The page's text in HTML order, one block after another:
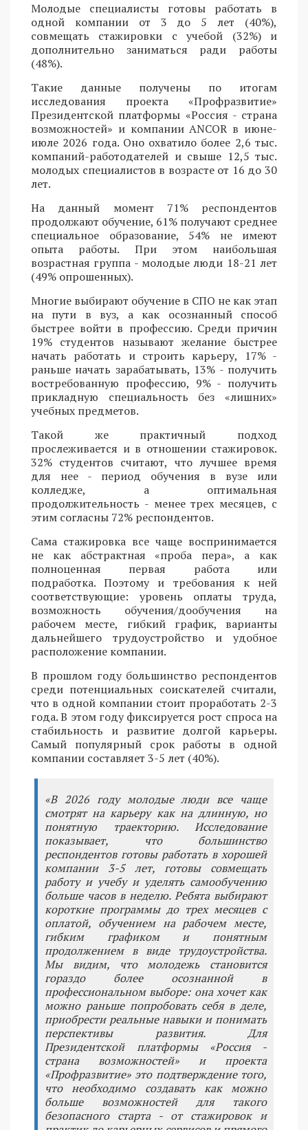
Молодые специалисты готовы работать в
одной компании от 3 до 5 лет (40%),
совмещать стажировки с учебой (32%) и
дополнительно заниматься ради работы
(48%).
Такие данные получены по итогам
исследования проекта «Профразвитие»
Президентской платформы «Россия - страна
возможностей» и компании ANCOR в июне-
июле 2026 года. Оно охватило более 2,6 тыс.
компаний-работодателей и свыше 12,5 тыс.
молодых специалистов в возрасте от 16 до 30
лет.
На данный момент 71% респондентов
продолжают обучение, 61% получают среднее
специальное образование, 54% не имеют
опыта работы. При этом наибольшая
возрастная группа - молодые люди 18-21 лет
(49% опрошенных).
Многие выбирают обучение в СПО не как этап
на пути в вуз, а как осознанный способ
быстрее войти в профессию. Среди причин
19% студентов называют желание быстрее
начать работать и строить карьеру, 17% -
раньше начать зарабатывать, 13% - получить
востребованную профессию, 9% - получить
прикладную специальность без «лишних»
учебных предметов.
Такой же практичный подход
прослеживается и в отношении стажировок.
32% студентов считают, что лучшее время
для нее - период обучения в вузе или
колледже, а оптимальная
продолжительность - менее трех месяцев, с
этим согласны 72% респондентов.
Сама стажировка все чаще воспринимается
не как абстрактная «проба пера», а как
полноценная первая работа или
подработка. Поэтому и требования к ней
соответствующие: уровень оплаты труда,
возможность обучения/дообучения на
рабочем месте, гибкий график, варианты
дальнейшего трудоустройство и удобное
расположение компании.
В прошлом году большинство респондентов
среди потенциальных соискателей считали,
что в одной компании стоит проработать 2-3
года. В этом году фиксируется рост спроса на
стабильность и развитие долгой карьеры.
Самый популярный срок работы в одной
компании составляет 3-5 лет (40%).
«В 2026 году молодые люди все чаще
смотрят на карьеру как на длинную, но
понятную траекторию. Исследование
показывает, что большинство
респондентов готовы работать в хорошей
компании 3-5 лет, готовы совмещать
работу и учебу и уделять самообучению
больше часов в неделю. Ребята выбирают
короткие программы до трех месяцев с
оплатой, обучением на рабочем месте,
гибким графиком и понятным
продолжением в виде трудоустройства.
Мы видим, что молодежь становится
гораздо более осознанной в
профессиональном выборе: она хочет как
можно раньше попробовать себя в деле,
приобрести реальные навыки и понимать
перспективы развития. Для
Президентской платформы «Россия -
страна возможностей» и проекта
«Профразвитие» это подтверждение того,
что необходимо создавать как можно
больше возможностей для такого
безопасного старта - от стажировок и